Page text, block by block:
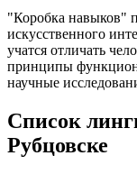
"Коробка навыков"
искусственного
учатся отличать
принципы
научные
Список
Рубцовске